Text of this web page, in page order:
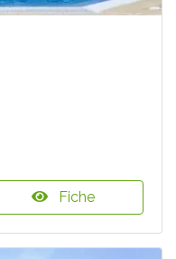
Fiche